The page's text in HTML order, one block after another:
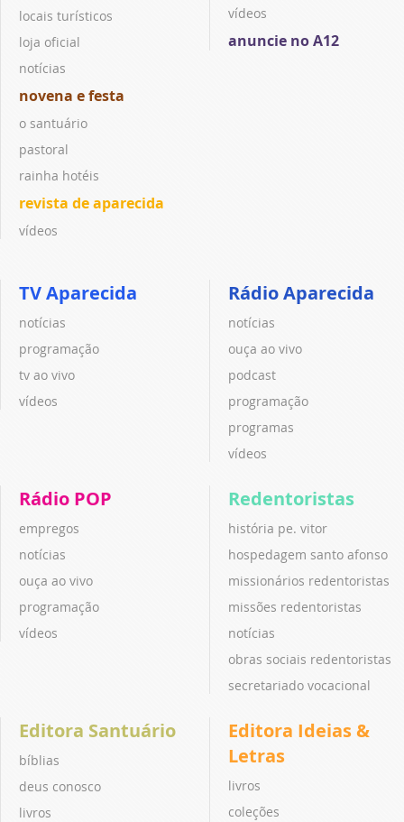
locais turísticos
loja oficial
notícias
novena e festa
o santuário
pastoral
rainha hotéis
revista de aparecida
vídeos
vídeos
anuncie no A12
TV Aparecida
notícias
programação
tv ao vivo
vídeos
Rádio Aparecida
notícias
ouça ao vivo
podcast
programação
programas
vídeos
Rádio POP
empregos
notícias
ouça ao vivo
programação
vídeos
Redentoristas
história pe. vitor
hospedagem santo afonso
missionários redentoristas
missões redentoristas
notícias
obras sociais redentoristas
secretariado vocacional
Editora Santuário
bíblias
deus conosco
livros
Editora Ideias &
Letras
livros
coleções